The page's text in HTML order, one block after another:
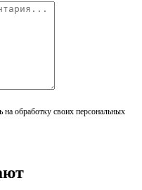
обработку своих персональных